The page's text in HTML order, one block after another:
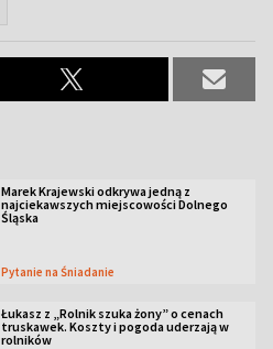
Marek Krajewski odkrywa jedną z
najciekawszych miejscowości Dolnego
Śląska
Pytanie na Śniadanie
Łukasz z „Rolnik szuka żony” o cenach
truskawek. Koszty i pogoda uderzają w
rolników